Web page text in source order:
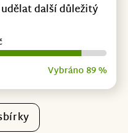
další důležitý
Vybráno 89 %